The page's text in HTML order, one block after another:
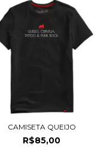
CAMISETA QUEIJO
R$85,00